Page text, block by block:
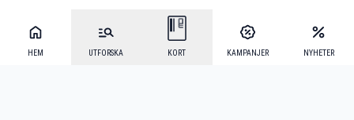
HEM UTFORSKA KORT KAMPANJER NYHETER